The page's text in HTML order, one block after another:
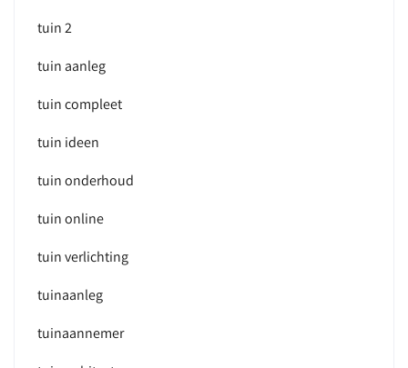
tuin 2
tuin aanleg
tuin compleet
tuin ideen
tuin onderhoud
tuin online
tuin verlichting
tuinaanleg
tuinaannemer